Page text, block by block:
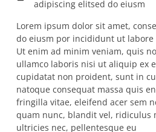
adipiscing elitsed do eiusm
Lorem ipsum dolor sit amet,
do eiusm por incididunt ut labore
Ut enim ad minim veniam, quis
ullamco laboris nisi ut aliquip ex
cupidatat non proident, sunt in
natoque consequat massa quis
fringilla vitae, eleifend acer sem
quam nunc, blandit vel, ridiculus
ultricies nec, pellentesque eu